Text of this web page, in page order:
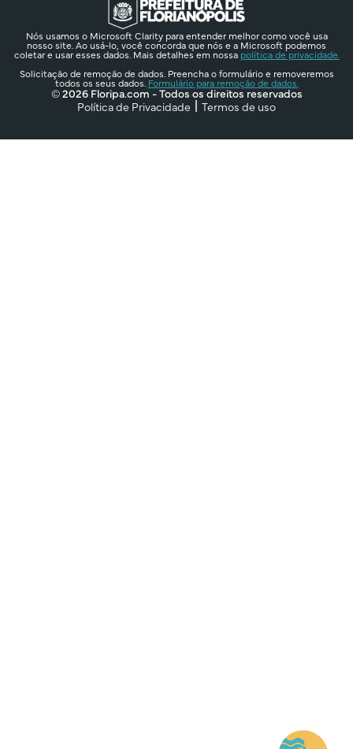
Nós usamos o Microsoft Clarity para entender melhor como você usa
nosso site. Ao usá-lo, você concorda que nós e a Microsoft podemos
coletar e usar esses dados. Mais detalhes em nossa política de privacidade.
Solicitação de remoção de dados. Preencha o formulário e removeremos
todos os seus dados. Formulário para remoção de dados.
© 2026 Floripa.com - Todos os direitos reservados
Política de Privacidade
Termos de uso